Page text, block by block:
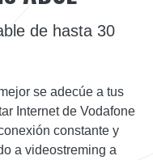
de hasta 30
se adecúe a tus
Internet de Vodafone
constante y
a videostreming a